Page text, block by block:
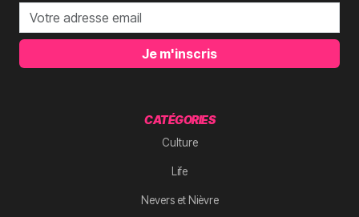
Je m'inscris
CATÉGORIES
Culture
Life
Nevers et Nièvre